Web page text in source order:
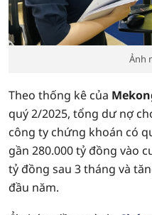
Ảnh
Theo thống kê của
quý 2/2025, tổng dư nợ
công ty chứng khoán có
gần 280.000 tỷ đồng vào
tỷ đồng sau 3 tháng và
đầu năm.